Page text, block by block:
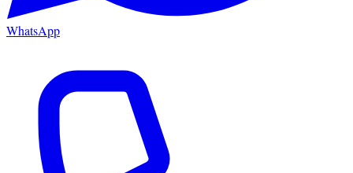
WhatsApp